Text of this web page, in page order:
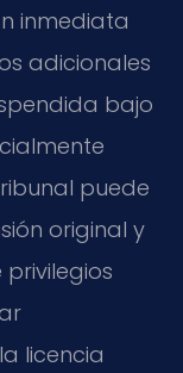
inmediata
adicionales
bajo
puede
original y
licencia